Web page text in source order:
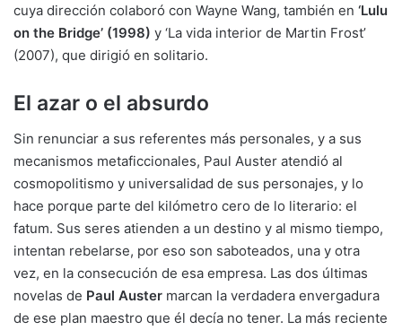
cuya dirección colaboró con Wayne Wang, también en ‘Lulu
on the Bridge’ (1998) y ‘La vida interior de Martin Frost’
(2007), que dirigió en solitario.
El azar o el absurdo
Sin renunciar a sus referentes más personales, y a sus
mecanismos metaficcionales, Paul Auster atendió al
cosmopolitismo y universalidad de sus personajes, y lo
hace porque parte del kilómetro cero de lo literario: el
fatum. Sus seres atienden a un destino y al mismo tiempo,
intentan rebelarse, por eso son saboteados, una y otra
vez, en la consecución de esa empresa. Las dos últimas
novelas de Paul Auster marcan la verdadera envergadura
de ese plan maestro que él decía no tener. La más reciente